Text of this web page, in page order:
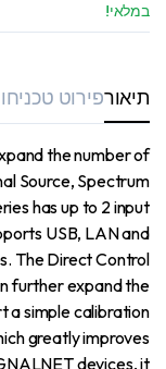
במלאי!
תיאורפירוט טכני
the number of
Source, Spectrum
has up to 2 input
USB, LAN and
The Direct Control
further expand the
a simple calibration
greatly improves
devices, it